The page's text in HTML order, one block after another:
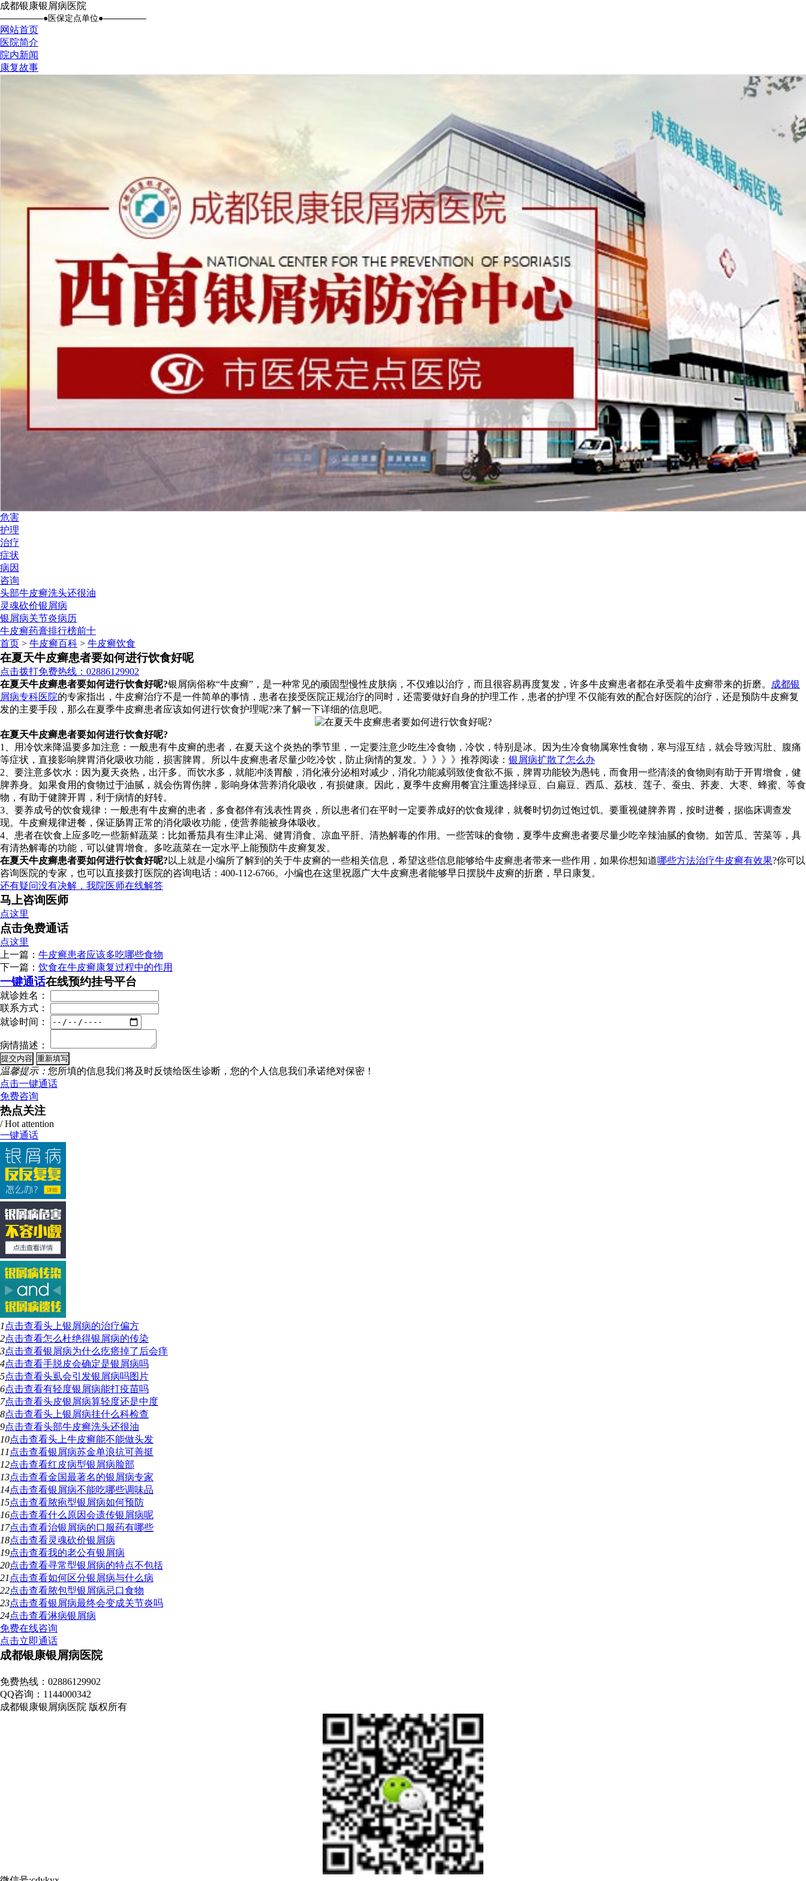
成都银康银屑病医院
●医保定点单位●
网站首页
医院简介
院内新闻
康复故事
危害
护理
治疗
症状
病因
咨询
头部牛皮癣洗头还很油
灵魂砍价银屑病
银屑病关节炎病历
牛皮癣药膏排行榜前十
首页 > 牛皮癣百科 > 牛皮癣饮食
在夏天牛皮癣患者要如何进行饮食好呢
点击拨打免费热线：02886129902
在夏天牛皮癣患者要如何进行饮食好呢?银屑病俗称“牛皮癣”，是一种常见的顽固型慢性皮肤病，不仅难以治疗，而且很容易再度复发，许多牛皮癣患者都在承受着牛皮癣带来的折磨。
成都银
屑病专科医院的专家指出，牛皮癣治疗不是一件简单的事情，患者在接受医院正规治疗的同时，还需要做好自身的护理工作，患者的护理 不仅能有效的配合好医院的治疗，还是预防牛皮癣复
发的主要手段，那么在夏季牛皮癣患者应该如何进行饮食护理呢?来了解一下详细的信息吧。
在夏天牛皮癣患者要如何进行饮食好呢?
1、用冷饮来降温要多加注意：一般患有牛皮癣的患者，在夏天这个炎热的季节里，一定要注意少吃生冷食物，冷饮，特别是冰。因为生冷食物属寒性食物，寒与湿互结，就会导致泻肚、腹痛
等症状，直接影响脾胃消化吸收功能，损害脾胃。所以牛皮癣患者尽量少吃冷饮，防止病情的复发。》》》》推荐阅读： 银屑病扩散了怎么办
2、要注意多饮水：因为夏天炎热，出汗多。而饮水多，就能冲淡胃酸，消化液分泌相对减少，消化功能减弱致使食欲不振，脾胃功能较为愚钝，而食用一些清淡的食物则有助于开胃增食，健
脾养身。如果食用的食物过于油腻，就会伤胃伤脾，影响身体营养消化吸收，有损健康。因此，夏季牛皮癣用餐宜注重选择绿豆、白扁豆、西瓜、荔枝、莲子、蚕虫、荞麦、大枣、蜂蜜、等食
物，有助于健脾开胃，利于病情的好转。
3、要养成号的饮食规律：一般患有牛皮癣的患者，多食都伴有浅表性胃炎，所以患者们在平时一定要养成好的饮食规律，就餐时切勿过饱过饥。要重视健脾养胃，按时进餐，据临床调查发
现。牛皮癣规律进餐，保证肠胃正常的消化吸收功能，使营养能被身体吸收。
4、患者在饮食上应多吃一些新鲜蔬菜：比如番茄具有生津止渴、健胃消食、凉血平肝、清热解毒的作用。一些苦味的食物，夏季牛皮癣患者要尽量少吃辛辣油腻的食物。如苦瓜、苦菜等，具
有清热解毒的功能，可以健胃增食。多吃蔬菜在一定水平上能预防牛皮癣复发。
在夏天牛皮癣患者要如何进行饮食好呢? 以上就是小编所了解到的关于牛皮癣的一些相关信息，希望这些信息能够给牛皮癣患者带来一些作用，如果你想知道哪些方法治疗牛皮癣有效果?你可以
咨询医院的专家，也可以直接拨打医院的咨询电话：400-112-6766。小编也在这里祝愿广大牛皮癣患者能够早日摆脱牛皮癣的折磨，早日康复。
还有疑问没有决解，我院医师在线解答
马上咨询医师
点这里
点击免费通话
点这里
上一篇： 牛皮癣患者应该多吃哪些食物
下一篇： 饮食在牛皮癣康复过程中的作用
一键通话在线预约挂号平台
就诊姓名：
联系方式：
就诊时间：
病情描述：
温馨提示： 您所填的信息我们将及时反馈给医生诊断，您的个人信息我们承诺绝对保密！
点击一键通话
免费咨询
热点关注
/ Hot attention
一键通话
1 点击查看头上银屑病的治疗偏方
2点击查看怎么杜绝得银屑病的传染
3点击查看银屑病为什么疙瘩掉了后会痒
4点击查看手脱皮会确定是银屑病吗
5点击查看头虱会引发银屑病吗图片
6点击查看有轻度银屑病能打疫苗吗
7点击查看头皮银屑病算轻度还是中度
8点击查看头上银屑病挂什么科检查
9点击查看头部牛皮癣洗头还很油
10点击查看头上牛皮癣能不能做头发
11 点击查看银屑病苏金单浪抗可善挺
12点击查看红皮病型银屑病脸部
13点击查看金国最著名的银屑病专家
14点击查看银屑病不能吃哪些调味品
15点击查看脓疱型银屑病如何预防
16点击查看什么原因会遗传银屑病呢
17点击查看治银屑病的口服药有哪些
18点击查看灵魂砍价银屑病
19点击查看我的老公有银屑病
20点击查看寻常型银屑病的特点不包括
21 点击查看如何区分银屑病与什么病
22点击查看脓包型银屑病忌口食物
23点击查看银屑病最终会变成关节炎吗
24点击查看淋病银屑病
免费在线咨询
点击立即通话
成都银康银屑病医院
免费热线：02886129902
QQ咨询：1144000342
成都银康银屑病医院 版权所有